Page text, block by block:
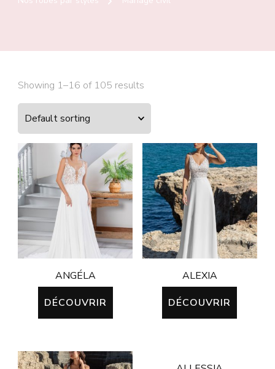
Showing 1–16 of 105 results
ANGÉLA
DÉCOUVRIR
ALEXIA
DÉCOUVRIR